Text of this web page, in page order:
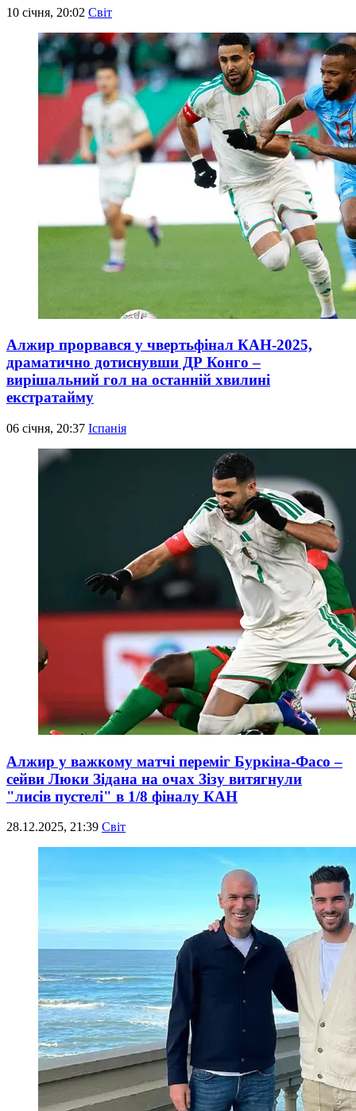
10 січня, 20:02 Світ
Алжир прорвався у чвертьфінал КАН-2025,
драматично дотиснувши ДР Конго –
вирішальний гол на останній хвилині
екстратайму
06 січня, 20:37 Іспанія
Алжир у важкому матчі переміг Буркіна-Фасо –
сейви Люки Зідана на очах Зізу витягнули
"лисів пустелі" в 1/8 фіналу КАН
28.12.2025, 21:39 Світ